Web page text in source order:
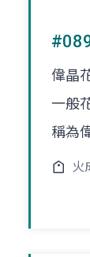
偉晶
一般
稱為
火